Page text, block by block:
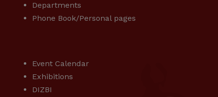
Departments
Phone Book/Personal pages
Event Calendar
Exhibitions
DIZBI